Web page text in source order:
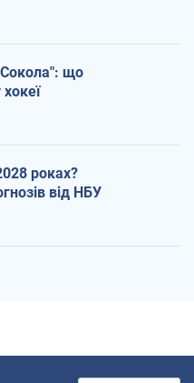
що
роках?
від НБУ